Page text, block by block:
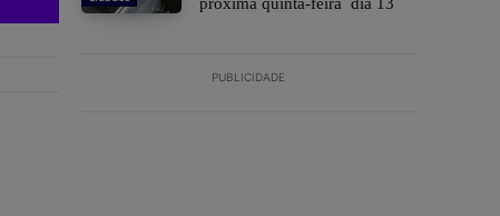
PUBLICIDADE